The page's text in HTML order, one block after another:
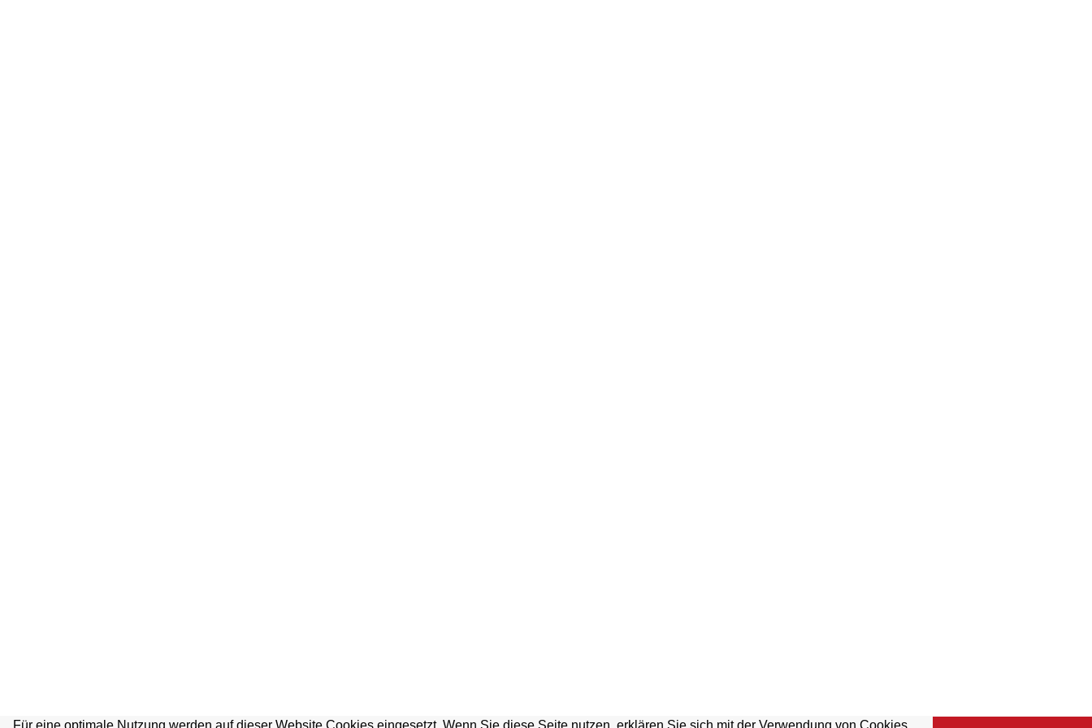
Für eine optimale Nutzung werden auf dieser Website Cookies eingesetzt. Wenn Sie diese Seite nutzen, erklären Sie sich mit der Verwendung von Cookies